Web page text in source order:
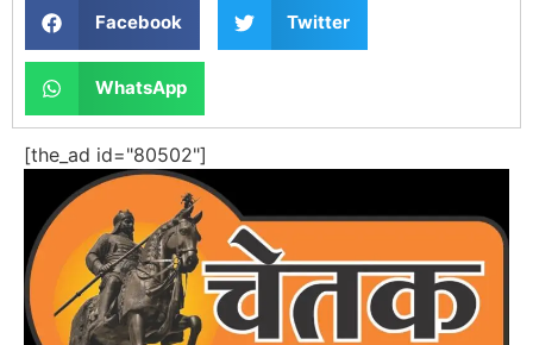
Facebook Twitter
WhatsApp
[the_ad id="80502"]